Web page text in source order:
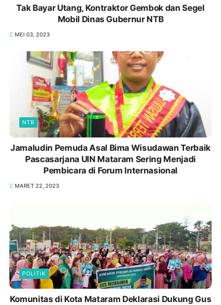
Tak Bayar Utang, Kontraktor Gembok dan Segel
Mobil Dinas Gubernur NTB
MEI 03, 2023
NTB
Jamaludin Pemuda Asal Bima Wisudawan Terbaik
Pascasarjana UIN Mataram Sering Menjadi
Pembicara di Forum Internasional
MARET 22, 2023
POLITIK
Komunitas di Kota Mataram Deklarasi Dukung Gus